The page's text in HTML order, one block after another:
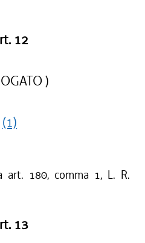
12
)
(1)
art. 180, comma 1, L. R.
13